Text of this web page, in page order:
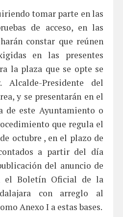
tomar parte en las
de acceso, en las
constar que reúnen
en las presentes
la plaza que se opte se
Presidente del
y se presentarán en el
de este Ayuntamiento o
que regula el
octubre , en el plazo de
a partir del día
del anuncio de
el Boletín Oficial de la
con arreglo al
Anexo I a estas bases.